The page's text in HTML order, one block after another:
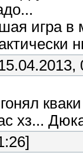
игра в
хз...